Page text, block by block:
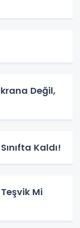
Değil,
Kaldı!
Mi